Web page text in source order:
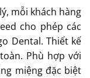
mỗi khách hàng
cho phép các
Dental. Thiết kế
Phù hợp với
miệng đặc biệt